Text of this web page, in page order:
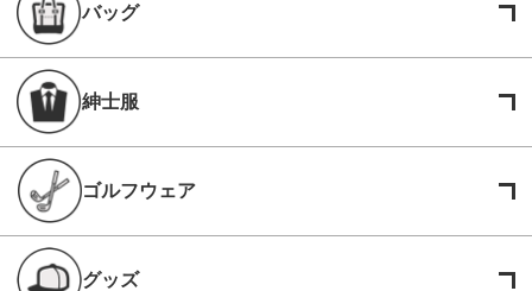
バッグ
紳士服
ゴルフウェア
グッズ